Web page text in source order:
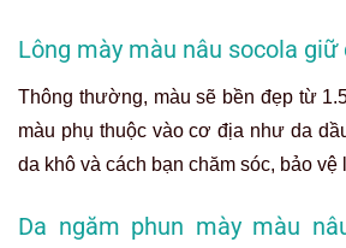
Lông mày màu nâu socola giữ
Thông thường, màu sẽ bền đẹp từ
màu phụ thuộc vào cơ địa như da
da khô và cách bạn chăm sóc, bảo vệ
Da ngăm phun mày màu